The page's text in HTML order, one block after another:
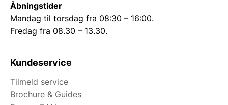
Åbningstider
Mandag til torsdag fra 08:30 – 16:00.
Fredag fra 08.30 – 13.30.
Kundeservice
Tilmeld service
Brochure & Guides